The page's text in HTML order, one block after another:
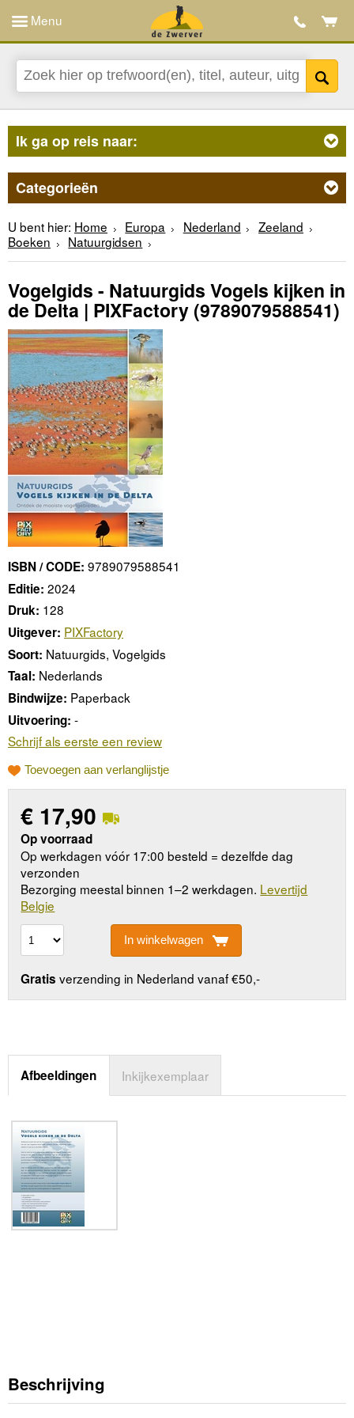
Menu
Ik ga op reis naar:
Categorieën
U bent hier: Home Europa Nederland
Zeeland
Boeken
Natuurgidsen
Vogelgids - Natuurgids Vogels kijken in
de Delta | PIXFactory (9789079588541)
ISBN / CODE: 9789079588541
Editie: 2024
Druk: 128
Uitgever: PIXFactory
Soort: Natuurgids, Vogelgids
Taal: Nederlands
Bindwijze: Paperback
Uitvoering: -
Schrijf als eerste een review
Toevoegen aan verlanglijstje
€ 17,90
Op voorraad
Op werkdagen vóór 17:00 besteld = dezelfde dag
verzonden
Bezorging meestal binnen 1–2 werkdagen. Levertijd
Belgie
In winkelwagen
Gratis verzending in Nederland vanaf €50,-
Afbeeldingen Inkijkexemplaar
Beschrijving